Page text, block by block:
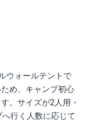
ウォールテントで
め、キャンプ初心
。サイズが2人用・
行く人数に応じて